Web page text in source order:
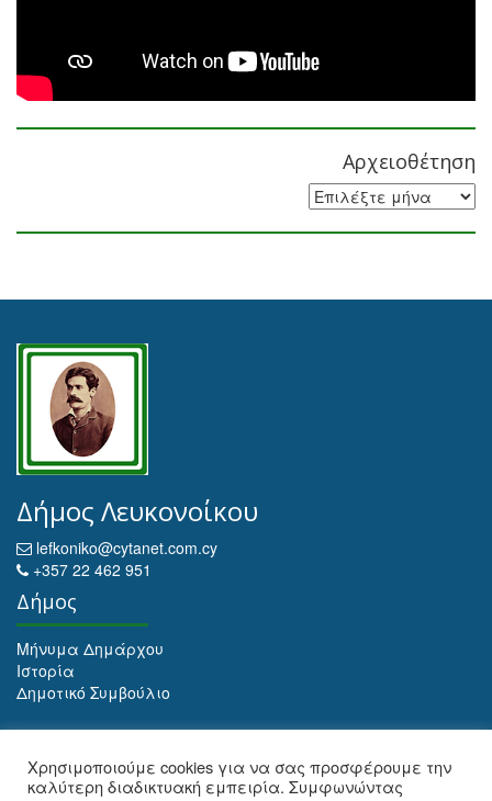
Αρχειοθέτηση
Αρχειοθέτηση
Δήμος Λευκονοίκου
lefkoniko@cytanet.com.cy
+357 22 462 951
Δήμος
Μήνυμα Δημάρχου
Ιστορία
Δημοτικό Συμβούλιο
Αρχειοθέτηση
Χρησιμοποιούμε cookies για να σας προσφέρουμε την
καλύτερη διαδικτυακή εμπειρία. Συμφωνώντας